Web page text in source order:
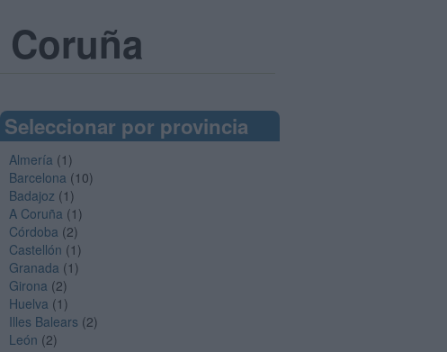
Seleccionar por provincia
Almería (1)
Barcelona (10)
Badajoz (1)
A Coruña (1)
Córdoba (2)
Castellón (1)
Granada (1)
Girona (2)
Huelva (1)
Illes Balears (2)
León (2)